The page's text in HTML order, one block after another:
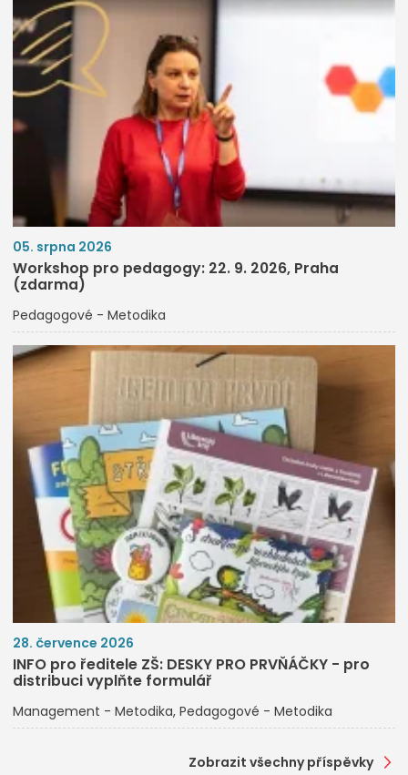
05. srpna 2026
Workshop pro pedagogy: 22. 9. 2026, Praha
(zdarma)
Pedagogové - Metodika
28. července 2026
INFO pro ředitele ZŠ: DESKY PRO PRVŇÁČKY - pro
distribuci vyplňte formulář
Management - Metodika Pedagogové - Metodika
Zobrazit všechny příspěvky